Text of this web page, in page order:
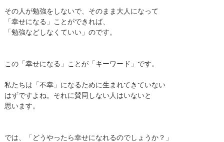
その人が勉強をしないで、そのまま大人になって
「幸せになる」ことができれば、
「勉強などしなくていい」のです。
この「幸せになる」ことが「キーワード」です。
私たちは「不幸」になるために生まれてきていない
はずですよね。それに賛同しない人はいないと
思います。
では、「どうやったら幸せになれるのでしょうか？」